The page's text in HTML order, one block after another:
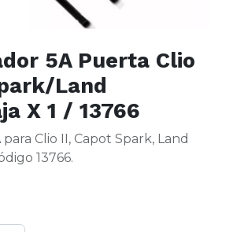
5A Puerta Clio
Land
X 1 / 13766
Clio II, Capot Spark, Land
13766.